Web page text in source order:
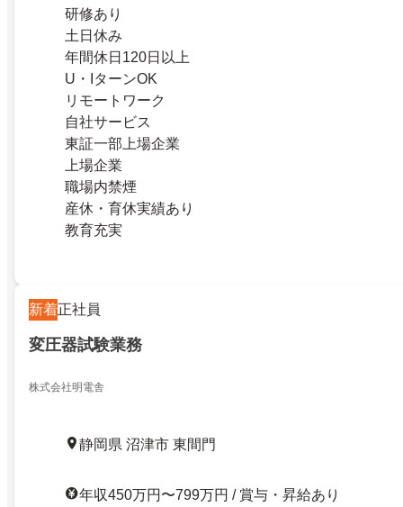
研修あり
土日休み
年間休日120日以上
U・IターンOK
リモートワーク
自社サービス
東証一部上場企業
上場企業
職場内禁煙
産休・育休実績あり
教育充実
新着正社員
変圧器試験業務
株式会社明電舎
静岡県 沼津市 東間門
年収450万円〜799万円 / 賞与・昇給あり